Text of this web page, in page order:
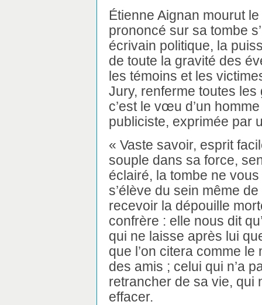
Étienne Aignan mourut
prononcé sur sa tombe
écrivain politique, la
de toute la gravité des
les témoins et les
Jury, renferme toutes les
c’est le vœu d’un
publiciste, exprimée par
« Vaste savoir, esprit
souple dans sa force,
éclairé, la tombe ne
s’élève du sein même
recevoir la dépouille
confrère : elle nous dit
qui ne laisse après lui
que l’on citera comme
des amis ; celui qui n’a
retrancher de sa vie, qui
effacer.